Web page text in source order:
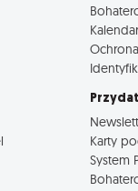
Karty
System